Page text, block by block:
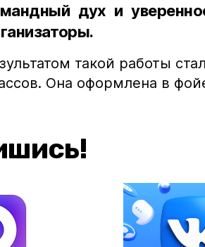
дух и
такой работы
Она оформлена в